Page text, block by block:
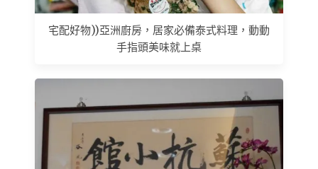
宅配好物))亞洲廚房，居家必備泰式料理，動動
手指頭美味就上桌